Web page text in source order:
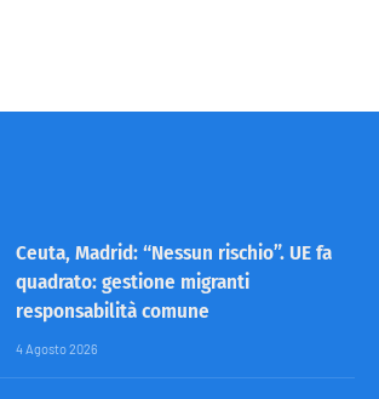
Ceuta, Madrid: “Nessun rischio”. UE fa
quadrato: gestione migranti
responsabilità comune
4 Agosto 2026